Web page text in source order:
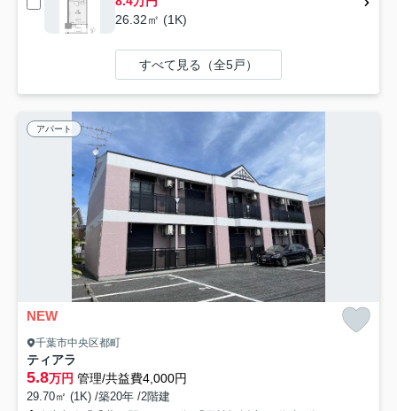
26.32㎡ (1K)
すべて見る（全5戸）
アパート
NEW
千葉市中央区都町
ティアラ
5.8万円 管理/共益費4,000円
29.70㎡ (1K) /築20年 /2階建